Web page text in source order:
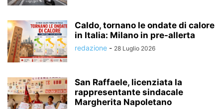
Caldo, tornano le ondate di calore
in Italia: Milano in pre-allerta
redazione - 28 Luglio 2026
San Raffaele, licenziata la
rappresentante sindacale
Margherita Napoletano